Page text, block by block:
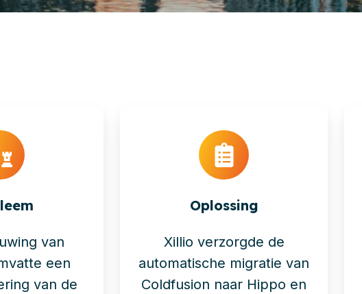
van
een
van de
Oplossing
Xillio verzorgde de
automatische migratie van
Coldfusion naar Hippo en